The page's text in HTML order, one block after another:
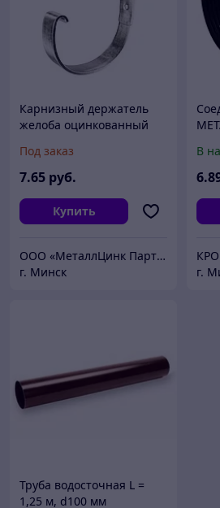
Карнизный держатель
желоба оцинкованный
Под заказ
7.65 руб.
Купить
ООО «МеталлЦинк Партнер»
г. Минск
В
6
г.
Труба водосточная L =
1,25 м, d100 мм